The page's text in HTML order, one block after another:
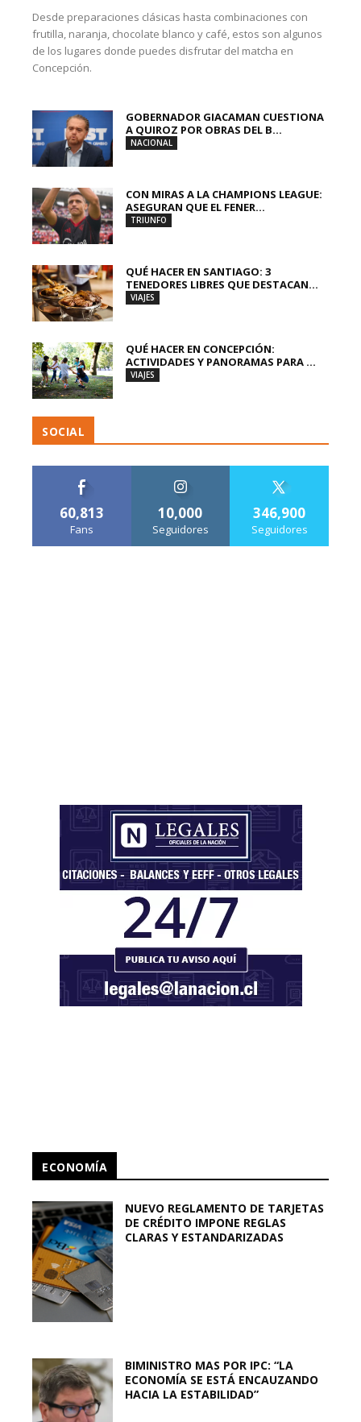
Desde preparaciones clásicas hasta combinaciones con
frutilla, naranja, chocolate blanco y café, estos son algunos
de los lugares donde puedes disfrutar del matcha en
Concepción.
GOBERNADOR GIACAMAN CUESTIONA
A QUIROZ POR OBRAS DEL B...
NACIONAL
CON MIRAS A LA CHAMPIONS LEAGUE:
ASEGURAN QUE EL FENER...
TRIUNFO
QUÉ HACER EN SANTIAGO: 3
TENEDORES LIBRES QUE DESTACAN...
VIAJES
QUÉ HACER EN CONCEPCIÓN:
ACTIVIDADES Y PANORAMAS PARA ...
VIAJES
SOCIAL
60,813
Fans
10,000
Seguidores
346,900
Seguidores
ECONOMÍA
NUEVO REGLAMENTO DE TARJETAS
DE CRÉDITO IMPONE REGLAS
CLARAS Y ESTANDARIZADAS
BIMINISTRO MAS POR IPC: “LA
ECONOMÍA SE ESTÁ ENCAUZANDO
HACIA LA ESTABILIDAD”